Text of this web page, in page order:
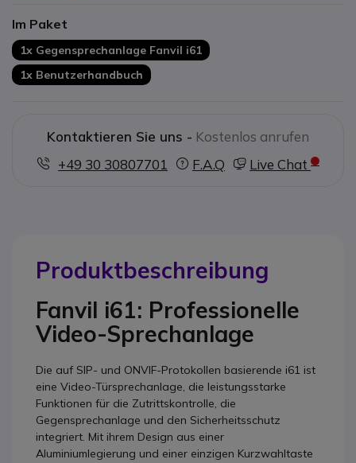
Ultra robust: IP66 und IK07 zertifiziert
Im Paket
1x Gegensprechanlage Fanvil i61
1x Benutzerhandbuch
Kontaktieren Sie uns - Kostenlos anrufen
+49 30 30807701
F.A.Q Live Chat
Produktbeschreibung
Fanvil i61: Professionelle
Video-Sprechanlage
Die auf SIP- und ONVIF-Protokollen basierende i61 ist
eine Video-Türsprechanlage, die leistungsstarke
Funktionen für die Zutrittskontrolle, die
Gegensprechanlage und den Sicherheitsschutz
integriert. Mit ihrem Design aus einer
Aluminiumlegierung und einer einzigen Kurzwahltaste